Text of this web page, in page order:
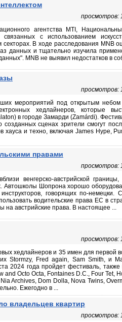
просмотров:
агентства MTI,
с использованием
В ходе расследования MNB
данных и тщательно изучила
MNB не выявил недостатков в
просмотров:
мероприятий под открытым
хедлайнеров, которые
в городе Замарди (Zamárdi).
сценах зрители смогут
хауса и техно, включая James Hype,
правами
просмотров:
венгерско-австрийской
Автошколы Шопрона хорошо
говорящих по-немецки.
водительские права ЕС в
на австрийские права. В настоящее ...
просмотров:
хедлайнеров и 35 имен для первой
Stormzy, Fred again, Sam Smith, и
2024 года пройдет фестиваль, также
and Octo Octa, Fontaines D.C., Four Tet,
Archives, Dom Dolla, Nova Twins,
Ежегодно в ...
владельцев квартир
просмотров: